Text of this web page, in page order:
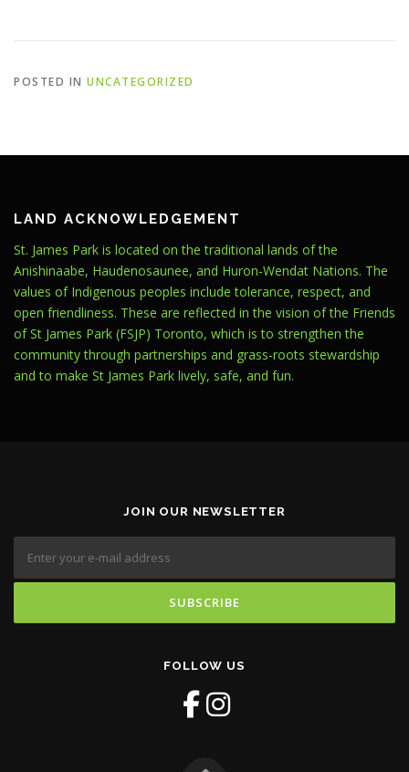
POSTED IN UNCATEGORIZED
LAND ACKNOWLEDGEMENT
St. James Park is located on the traditional lands of the
Anishinaabe, Haudenosaunee, and Huron-Wendat Nations. The
values of Indigenous peoples include tolerance, respect, and
open friendliness. These are reflected in the vision of the Friends
of St James Park (FSJP) Toronto, which is to strengthen the
community through partnerships and grass-roots stewardship
and to make St James Park lively, safe, and fun.
JOIN OUR NEWSLETTER
FOLLOW US